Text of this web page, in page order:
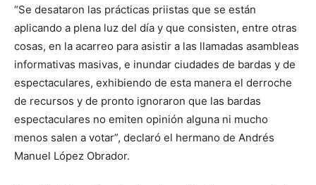
“Se desataron las prácticas priistas que se están
aplicando a plena luz del día y que consisten, entre otras
cosas, en la acarreo para asistir a las llamadas asambleas
informativas masivas, e inundar ciudades de bardas y de
espectaculares, exhibiendo de esta manera el derroche
de recursos y de pronto ignoraron que las bardas
espectaculares no emiten opinión alguna ni mucho
menos salen a votar”, declaró el hermano de Andrés
Manuel López Obrador.